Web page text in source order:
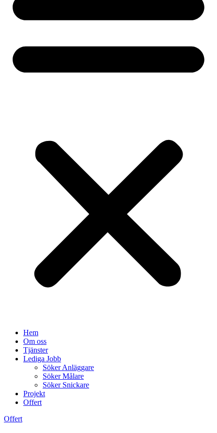
Hem
Om oss
Tjänster
Lediga Jobb
Söker Anläggare
Söker Målare
Söker Snickare
Projekt
Offert
Offert